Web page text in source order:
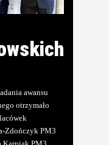
awansu
otrzymało
Zdończyk PM3